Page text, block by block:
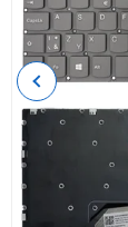
Previous